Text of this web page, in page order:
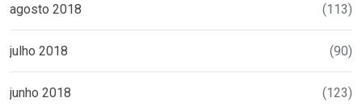
agosto 2018 (113)
julho 2018 (90)
junho 2018 (123)